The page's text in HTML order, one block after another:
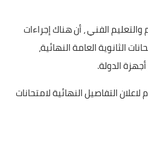
والتعليم الفني ، أن هناك إجراءات
الثانوية العامة النهائية،
الدولة.
التفاصيل النهائية لامتحانات